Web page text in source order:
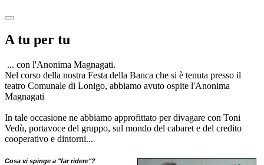
A tu per tu
... con l'Anonima Magnagati.
Nel corso della nostra Festa della Banca che si è tenuta presso il
teatro Comunale di Lonigo, abbiamo avuto ospite l'Anonima
Magnagati
In tale occasione ne abbiamo approfittato per divagare con Toni
Vedù, portavoce del gruppo, sul mondo del cabaret e del credito
cooperativo e dintorni...
Cosa vi spinge a "far ridere"?